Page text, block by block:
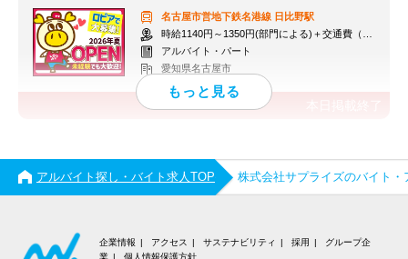
名古屋市営地下鉄名港線 日比野駅
時給1140円～1350円(部門による)＋交通費（社内規定）
アルバイト・パート
愛知県名古屋市
アルバイト探し・バイト求人TOP 株式会社サプライズのバイト・
企業情報 アクセス サステナビリティ 採用
グループ企
業
個人情報保護方針